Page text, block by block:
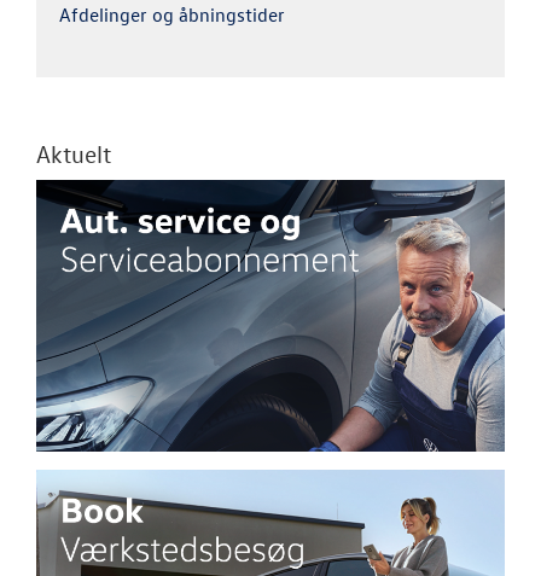
Afdelinger og åbningstider
Aktuelt